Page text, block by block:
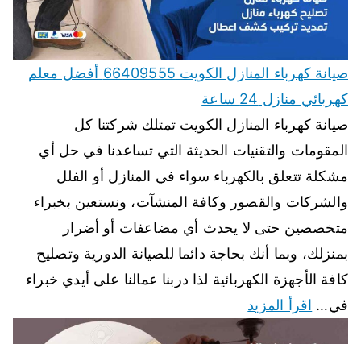
صيانة كهرباء المنازل الكويت 66409555 أفضل معلم
كهربائي منازل 24 ساعة
صيانة كهرباء المنازل الكويت تمتلك شركتنا كل
المقومات والتقنيات الحديثة التي تساعدنا في حل أي
مشكلة تتعلق بالكهرباء سواء في المنازل أو الفلل
والشركات والقصور وكافة المنشآت، ونستعين بخبراء
متخصصين حتى لا يحدث أي مضاعفات أو أضرار
بمنزلك، وبما أنك بحاجة دائما للصيانة الدورية وتصليح
كافة الأجهزة الكهربائية لذا دربنا عمالنا على أيدي خبراء
في… اقرأ المزيد